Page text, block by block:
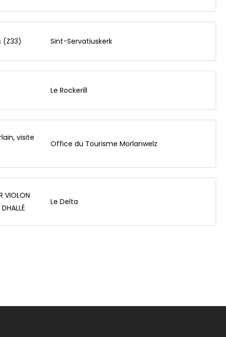
(Z33) Sint-Servatiuskerk
Le Rockerill
visite
Office du Tourisme Morlanwelz
VIOLON
Le Delta